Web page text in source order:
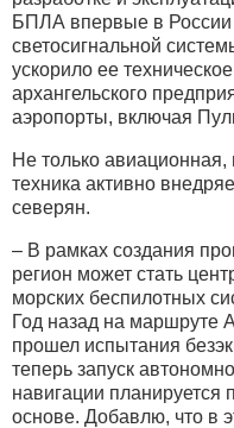
БПЛА впервые в
светосигнальной
ускорило ее
архангельского
аэропорты, включая
Не только
техника активно
северян.
– В рамках создания
регион может стать
морских беспилотных
Год назад на маршруте
прошел испытания
теперь запуск
навигации планируется
основе. Добавлю, что в